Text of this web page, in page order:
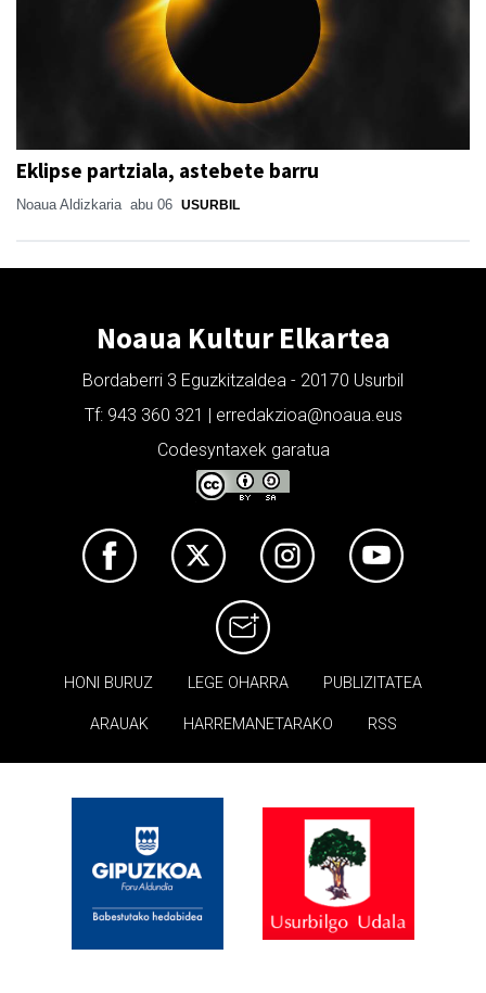
Eklipse partziala, astebete barru
Noaua Aldizkaria abu 06 USURBIL
Noaua Kultur Elkartea
Bordaberri 3 Eguzkitzaldea - 20170 Usurbil
Tf: 943 360 321 | erredakzioa@noaua.eus
Codesyntaxek garatua
HONI BURUZ LEGE OHARRA PUBLIZITATEA
ARAUAK HARREMANETARAKO RSS